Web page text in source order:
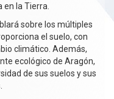
en la Tierra.
sobre los múltiples
el suelo, con
climático. Además,
ecológico de Aragón,
de sus suelos y sus